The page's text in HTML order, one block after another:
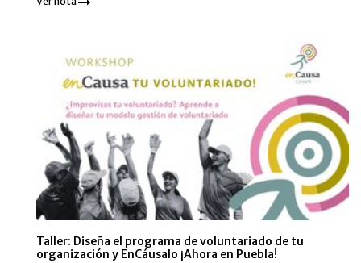
Taller: Diseña el programa de voluntariado de tu
organización y EnCáusalo ¡Ahora en Puebla!